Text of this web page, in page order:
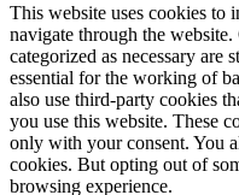
This website uses cookies to
navigate through the
categorized as necessary are
essential for the working of
also use third-party cookies
you use this website. These
only with your consent. You
cookies. But opting out of
browsing experience.